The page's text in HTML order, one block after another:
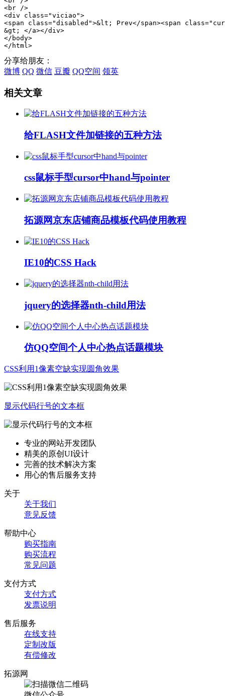
分享给朋友：
微博 QQ 微信 豆瓣 QQ空间 领英
相关文章
给FLASH文件加链接的五种方法
css鼠标手型cursor中hand与pointer
拓源网京东店铺商品模板代码使用教程
IE10的CSS Hack
jquery的选择器nth-child用法
仿QQ空间个人中心热点话题模块
CSS利用1像素空缺实现圆角效果
显示代码行号的文本框
专业的网站开发团队
精美的原创UI设计
完善的技术解决方案
用心的售后服务支持
关于
关于我们
意见反馈
帮助中心
购买指南
购买流程
常见问题
支付方式
支付方式
发票说明
售后服务
在线支持
定制改版
有偿修改
拓源网